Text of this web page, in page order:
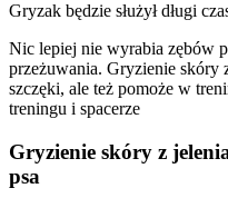
Gryzak będzie służył długi
Nic lepiej nie wyrabia zębów
przeżuwania. Gryzienie skóry
szczęki, ale też pomoże w
treningu i spacerze
Gryzienie skóry z
psa